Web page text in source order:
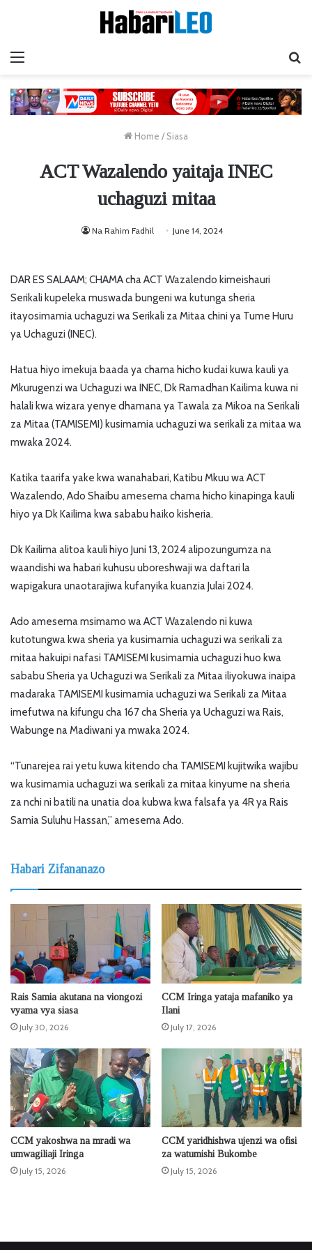
Home / Siasa
ACT Wazalendo yaitaja INEC
uchaguzi mitaa
Na Rahim Fadhil June 14, 2024
DAR ES SALAAM; CHAMA cha ACT Wazalendo kimeishauri
Serikali kupeleka muswada bungeni wa kutunga sheria
itayosimamia uchaguzi wa Serikali za Mitaa chini ya Tume Huru
ya Uchaguzi (INEC).
Hatua hiyo imekuja baada ya chama hicho kudai kuwa kauli ya
Mkurugenzi wa Uchaguzi wa INEC, Dk Ramadhan Kailima kuwa ni
halali kwa wizara yenye dhamana ya Tawala za Mikoa na Serikali
za Mitaa (TAMISEMI) kusimamia uchaguzi wa serikali za mitaa wa
mwaka 2024.
Katika taarifa yake kwa wanahabari, Katibu Mkuu wa ACT
Wazalendo, Ado Shaibu amesema chama hicho kinapinga kauli
hiyo ya Dk Kailima kwa sababu haiko kisheria.
Dk Kailima alitoa kauli hiyo Juni 13, 2024 alipozungumza na
waandishi wa habari kuhusu uboreshwaji wa daftari la
wapigakura unaotarajiwa kufanyika kuanzia Julai 2024.
Ado amesema msimamo wa ACT Wazalendo ni kuwa
kutotungwa kwa sheria ya kusimamia uchaguzi wa serikali za
mitaa hakuipi nafasi TAMISEMI kusimamia uchaguzi huo kwa
sababu Sheria ya Uchaguzi wa Serikali za Mitaa iliyokuwa inaipa
madaraka TAMISEMI kusimamia uchaguzi wa Serikali za Mitaa
imefutwa na kifungu cha 167 cha Sheria ya Uchaguzi wa Rais,
Wabunge na Madiwani ya mwaka 2024.
“Tunarejea rai yetu kuwa kitendo cha TAMISEMI kujitwika wajibu
wa kusimamia uchaguzi wa serikali za mitaa kinyume na sheria
za nchi ni batili na unatia doa kubwa kwa falsafa ya 4R ya Rais
Samia Suluhu Hassan,” amesema Ado.
Habari Zifananazo
Rais Samia akutana na viongozi
vyama vya siasa
July 30, 2026
CCM Iringa yataja mafaniko ya
Ilani
July 17, 2026
CCM yakoshwa na mradi wa
umwagiliaji Iringa
July 15, 2026
CCM yaridhishwa ujenzi wa ofisi
za watumishi Bukombe
July 15, 2026